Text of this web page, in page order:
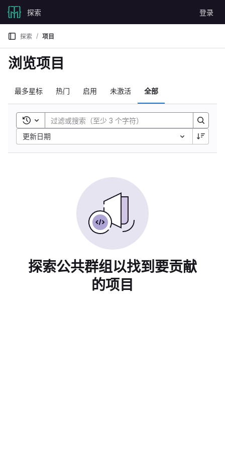
Skip to content
GitLab 探索 登录
探索 项目
浏览项目
最多星标 热门 启用 未激活 全部
Toggle search history
更新日期
Sort by:
探索公共群组以找到要贡献
的项目